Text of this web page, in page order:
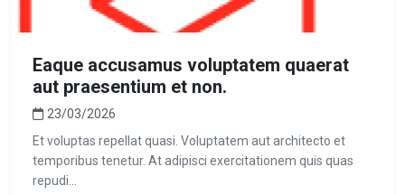
Eaque accusamus voluptatem quaerat
aut praesentium et non.
23/03/2026
Et voluptas repellat quasi. Voluptatem aut architecto et
temporibus tenetur. At adipisci exercitationem quis quas
repudi...